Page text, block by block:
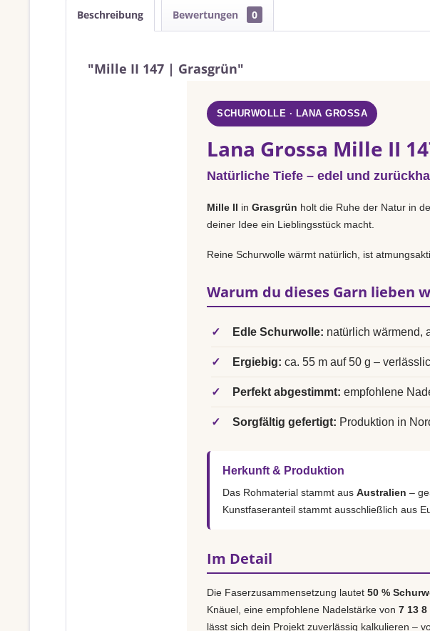
Beschreibung Bewertungen 0
"Mille II 147 | Grasgrün"
SCHURWOLLE · LANA GROSSA
Lana Grossa Mille II
Natürliche Tiefe – edel und
Mille II in Grasgrün holt die Ruhe der Natur in
deiner Idee ein Lieblingsstück macht.
Reine Schurwolle wärmt natürlich, ist
Warum du dieses Garn lieben
✓ Edle Schurwolle: natürlich wärmend,
✓ Ergiebig: ca. 55 m auf 50 g –
✓ Perfekt abgestimmt: empfohlene
✓ Sorgfältig gefertigt: Produktion in
Herkunft & Produktion
Das Rohmaterial stammt aus Australien –
Kunstfaseranteil stammt ausschließlich aus
Im Detail
Die Faserzusammensetzung lautet 50 %
Knäuel, eine empfohlene Nadelstärke von 7 13 8
lässt sich dein Projekt zuverlässig kalkulieren –